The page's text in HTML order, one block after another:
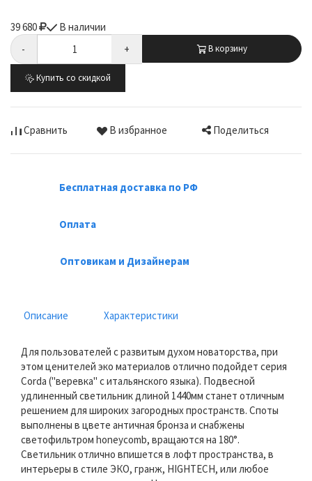
39 680
В наличии
-
+ В корзину
Купить со скидкой
Сравнить В избранное Поделиться
Бесплатная доставка по РФ
Оплата
Оптовикам и Дизайнерам
Описание Характеристики
Для пользователей с развитым духом новаторства, при
этом ценителей эко материалов отлично подойдет серия
Corda ("веревка" с итальянского языка). Подвесной
удлиненный светильник длиной 1440мм станет отличным
решением для широких загородных пространств. Споты
выполнены в цвете античная бронза и снабжены
светофильтром honeycomb, вращаются на 180°.
Светильник отлично впишется в лофт пространства, в
интерьеры в стиле ЭКО, гранж, HIGHTECH, или любое